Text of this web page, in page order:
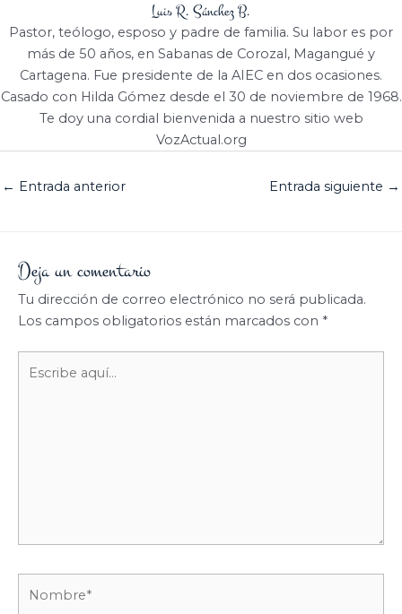
Luis R. Sánchez B.
Pastor, teólogo, esposo y padre de familia. Su labor es por
más de 50 años, en Sabanas de Corozal, Magangué y
Cartagena. Fue presidente de la AIEC en dos ocasiones.
Casado con Hilda Gómez desde el 30 de noviembre de 1968.
Te doy una cordial bienvenida a nuestro sitio web
VozActual.org
← Entrada anterior Entrada siguiente →
Deja un comentario
Tu dirección de correo electrónico no será publicada.
Los campos obligatorios están marcados con *
aquí...